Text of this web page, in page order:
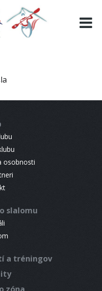
osobnosti
slalomu
a tréningov
19